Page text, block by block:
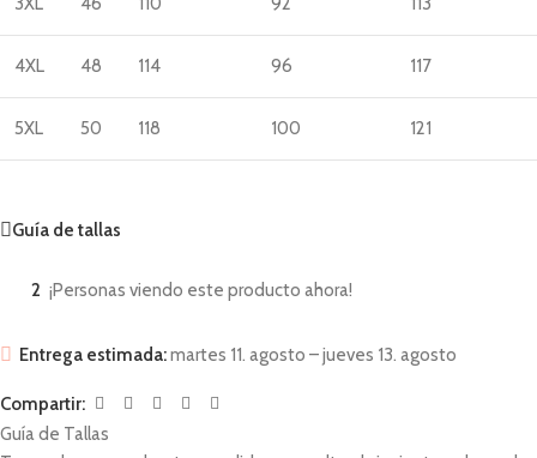
4XL 48 114 96 117
5XL 50 118 100 121
Guía de tallas
2 ¡Personas viendo este producto ahora!
Entrega estimada:martes 11. agosto – jueves 13. agosto
Compartir:
Guía de Tallas